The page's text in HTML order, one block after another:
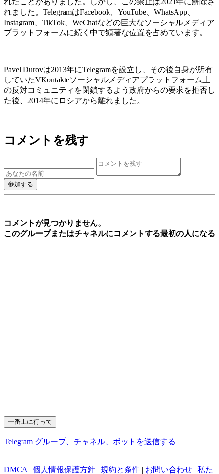
れたことがありました。しかし、この禁止は2021年に解除さ
れました。TelegramはFacebook、YouTube、WhatsApp、
Instagram、TikTok、WeChatなどの巨大なソーシャルメディア
プラットフォームに続く中で顕著な位置を占めています。
Pavel Durovは2013年にTelegramを設立し、その後自身が所有
していたVKontakteソーシャルメディアプラットフォーム上
の反対コミュニティを閉鎖するよう政府からの要求を拒否し
た後、2014年にロシアから離れました。
コメントを残す
コメントが見つかりません。
このグループまたはチャネルにコメントする最初の人になる
一番上に行って
Telegram グループ、チャネル、ボットを送信する
DMCA | 個人情報保護方針 | 規約と条件 | お問い合わせ | 私た